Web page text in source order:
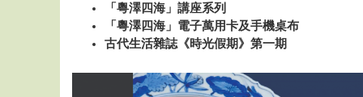
「粵澤四海」講座系列
「粵澤四海」電子萬用卡及手機桌布
古代生活雜誌《時光假期》第一期